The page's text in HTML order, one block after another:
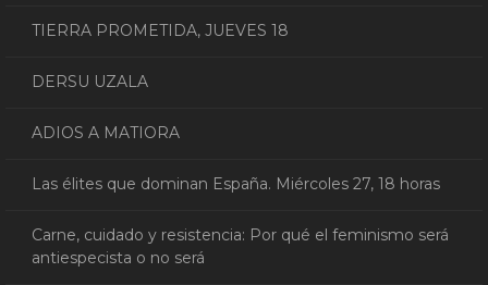
TIERRA PROMETIDA, JUEVES 18
DERSU UZALA
ADIOS A MATIORA
Las élites que dominan España. Miércoles 27, 18 horas
Carne, cuidado y resistencia: Por qué el feminismo será
antiespecista o no será